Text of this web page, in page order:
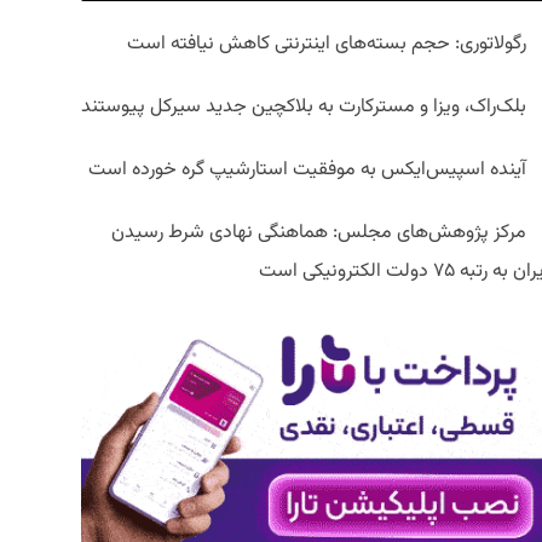
رگولاتوری: حجم بسته‌های اینترنتی کاهش نیافته است
بلک‌راک، ویزا و مسترکارت به بلاکچین جدید سیرکل پیوستند
آینده اسپیس‌ایکس به موفقیت استارشیپ گره خورده است
مرکز پژوهش‌های مجلس: هماهنگی نهادی شرط رسیدن
به رتبه ۷۵ دولت الکترونیکی است